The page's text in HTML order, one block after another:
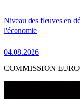
Niveau des fleuves en
l'économie
04.08.2026
COMMISSION